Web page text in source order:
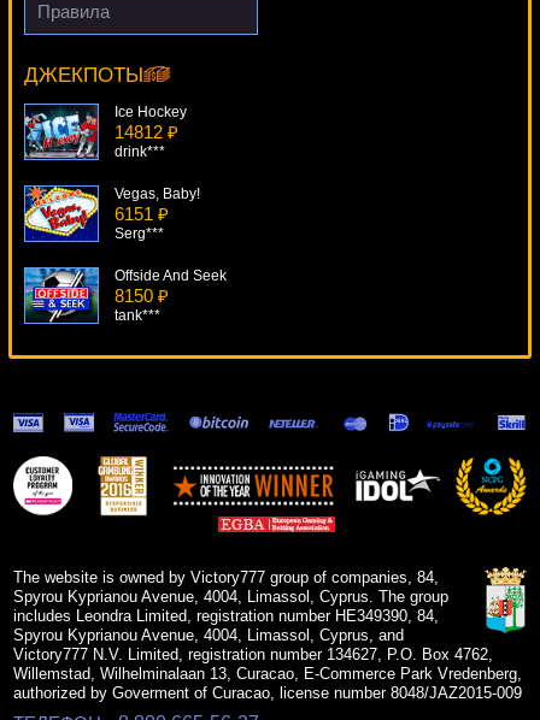
superman***
Правила
ДЖЕКПОТЫ
Avalon
Deni***
Ice Hockey
14812 ₽
drink***
Vegas, Baby!
6151 ₽
Serg***
Offside And Seek
8150 ₽
tank***
Steam Tower
17034 ₽
Root77***
The Money Game
The website is owned by Victory777 group of companies, 84,
Spyrou Kyprianou Avenue, 4004, Limassol, Cyprus. The group
includes Leondra Limited, registration number HE349390, 84,
Spyrou Kyprianou Avenue, 4004, Limassol, Cyprus, and
Victory777 N.V. Limited, registration number 134627, P.O. Box 4762,
Willemstad, Wilhelminalaan 13, Curacao, E-Commerce Park Vredenberg,
authorized by Goverment of Curacao, license number 8048/JAZ2015-009